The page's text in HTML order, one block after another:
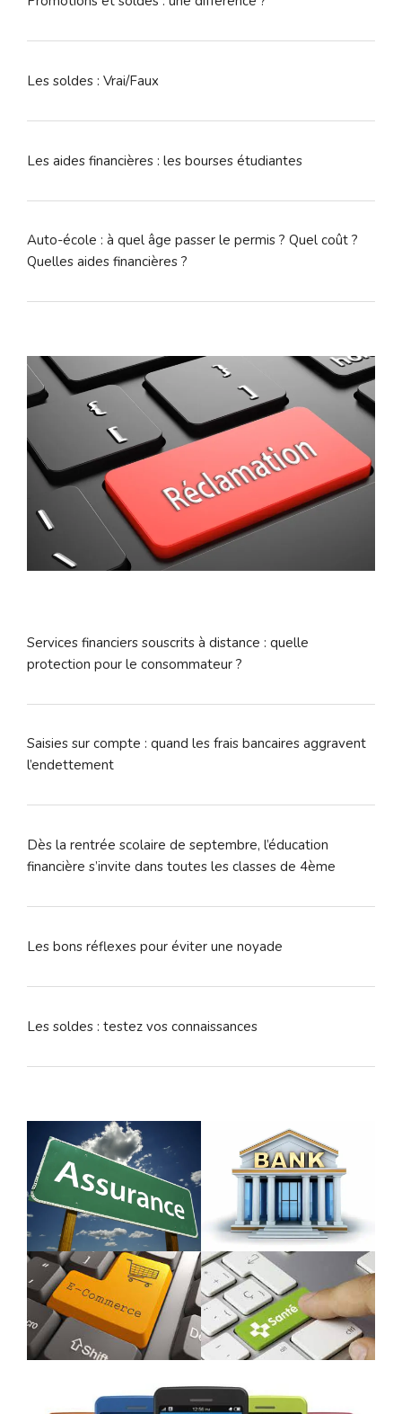
Les soldes : Vrai/Faux
Les aides financières : les bourses étudiantes
Auto-école : à quel âge passer le permis ? Quel coût ?
Quelles aides financières ?
Services financiers souscrits à distance : quelle
protection pour le consommateur ?
Saisies sur compte : quand les frais bancaires aggravent
l’endettement
Dès la rentrée scolaire de septembre, l’éducation
financière s’invite dans toutes les classes de 4ème
Les bons réflexes pour éviter une noyade
Les soldes : testez vos connaissances